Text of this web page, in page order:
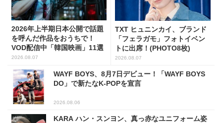
2026年上半期日本公開で話題
を呼んだ作品をおうちで！
VOD配信中「韓国映画」11選
2026.08.07
TXT ヒュニンカイ、ブランド
「フェラガモ」フォトイベン
トに出席！(PHOTO8枚)
2026.08.07
WAYF BOYS、8月7日デビュー！「WAYF BOYS
DO」で新たなK-POPを宣言
2026.08.06
KARA ハン・スンヨン、真っ赤なユニフォーム姿